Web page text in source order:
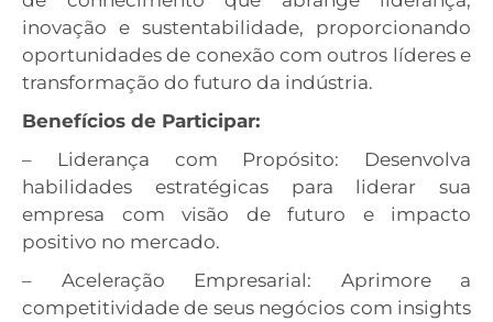
inovação e sustentabilidade, proporcionando
oportunidades de conexão com outros líderes e
transformação do futuro da indústria.
Benefícios de Participar:
– Liderança com Propósito: Desenvolva
habilidades estratégicas para liderar sua
empresa com visão de futuro e impacto
positivo no mercado.
– Aceleração Empresarial: Aprimore a
competitividade de seus negócios com insights